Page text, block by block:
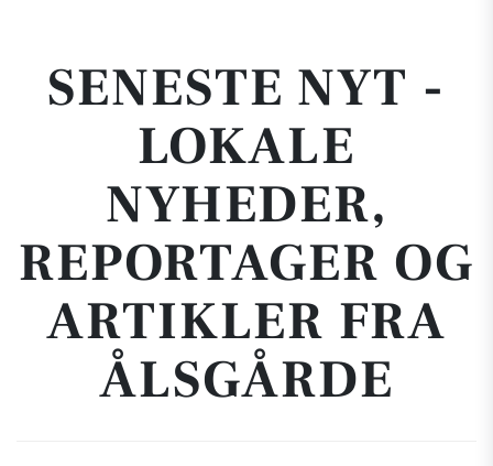
SENESTE NYT -
LOKALE
NYHEDER,
REPORTAGER OG
ARTIKLER FRA
ÅLSGÅRDE